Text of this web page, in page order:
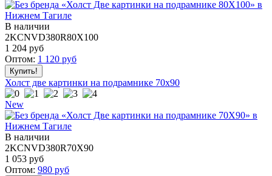
В наличии
2KCNVD380R80X100
1 204 руб
Оптом: 1 120 руб
Холст две картинки на подрамнике 70x90
New
В наличии
2KCNVD380R70X90
1 053 руб
Оптом: 980 руб